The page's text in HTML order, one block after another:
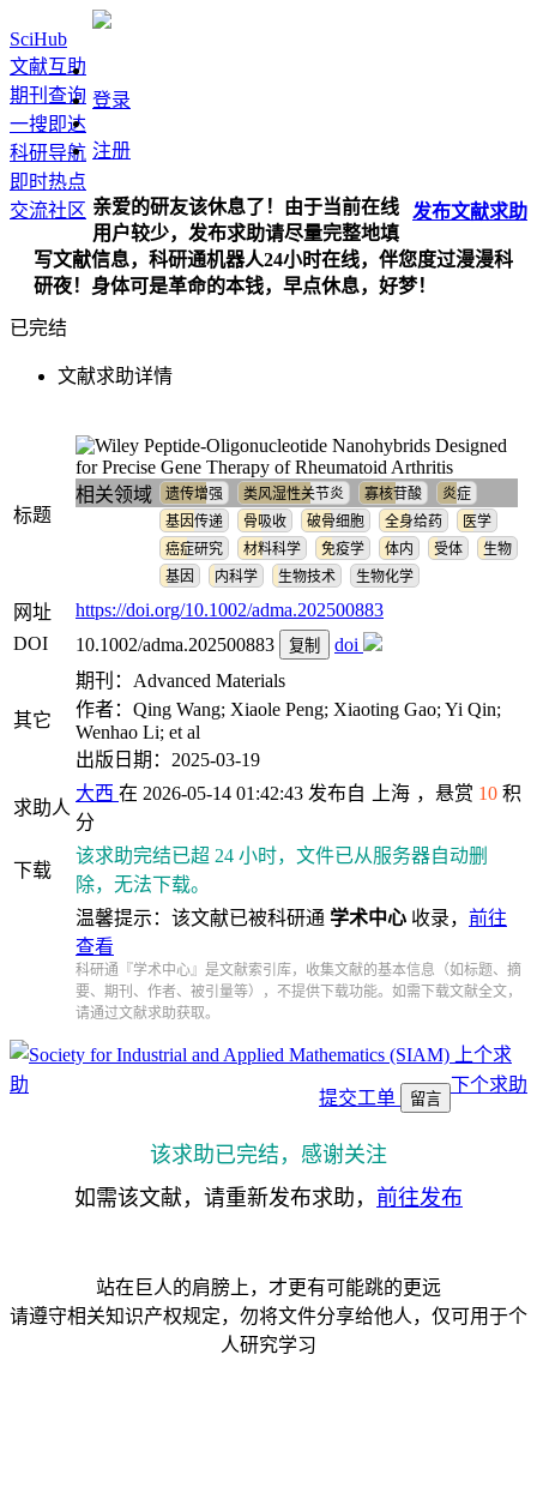
SciHub
文献互助
期刊查询
一搜即达
科研导航
即时热点
交流社区
登录
注册
发布文献求助
亲爱的研友该休息了！由于当前在线
用户较少，发布求助请尽量完整地填
写文献信息，科研通机器人24小时在线，伴您度过漫漫科
研夜！身体可是革命的本钱，早点休息，好梦！
已完结
文献求助详情
标题
Peptide‐Oligonucleotide Nanohybrids Designed
for Precise Gene Therapy of Rheumatoid Arthritis
相关领域
遗传增强 类风湿性关节炎 寡核苷酸
炎症
基因传递
骨吸收 破骨细胞 全身给药
医学
癌症研究
材料科学 免疫学 体内 受体
生物
基因
内科学 生物技术 生物化学
网址
https://doi.org/10.1002/adma.202500883
DOI
10.1002/adma.202500883 复制 doi
其它
期刊：Advanced Materials
作者：Qing Wang; Xiaole Peng; Xiaoting Gao; Yi Qin;
Wenhao Li; et al
出版日期：2025-03-19
求助人
大西 在 2026-05-14 01:42:43 发布自 上海 ，悬赏 10 积
分
下载
该求助完结已超 24 小时，文件已从服务器自动删
除，无法下载。
温馨提示：该文献已被科研通 学术中心 收录， 前往
查看
科研通『学术中心』是文献索引库，收集文献的基本信息（如标题、摘
要、期刊、作者、被引量等），不提供下载功能。如需下载文献全文，
请通过文献求助获取。
上个求
助
下个求助
提交工单 留言
该求助已完结，感谢关注
如需该文献，请重新发布求助， 前往发布
站在巨人的肩膀上，才更有可能跳的更远
请遵守相关知识产权规定，勿将文件分享给他人，仅可用于个
人研究学习